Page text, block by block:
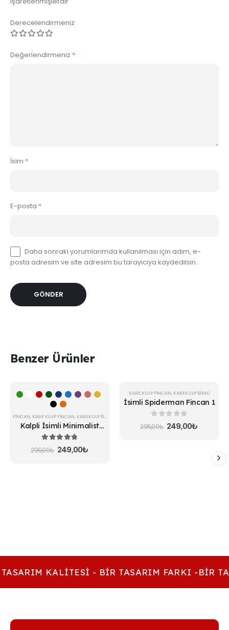
Derecelendirmeniz
Değerlendirmeniz *
İsim *
E-posta *
Daha sonraki yorumlarımda kullanılması için adım, e-
posta adresim ve site adresim bu tarayıcıya kaydedilsin.
Benzer Ürünler
ÇOK SATAN
ürünün
fazla
varyasyonu
Seçenekler
FINCAN, KARE KULP FINCAN, KAREKULP İSIMLI
Kalpli İsimli Minimalist
Fincan
5 üzerinden
295,00₺ Orijinal
fiyat:
249,00₺
-16%
KARE KULP FINCAN, KAREKULP İSIMLI
İsimli Spiderman Fincan 1
5 üzerinden
295,00₺ Orijinal
fiyat:
249,00₺
KALITESI - BIR TASARIM FARKI -BIR